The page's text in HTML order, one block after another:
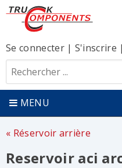
Se connecter| S'inscrire |
MENU
Réservoir arrière
Reservoir aci